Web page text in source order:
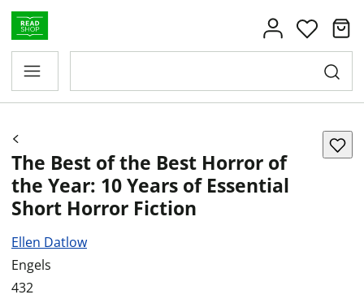
The Best of the Best Horror of
the Year: 10 Years of Essential
Short Horror Fiction
Ellen Datlow
Engels
432